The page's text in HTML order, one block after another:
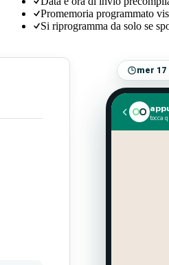
Promemoria programmato
Si riprogramma da solo se
mer 17
tocca